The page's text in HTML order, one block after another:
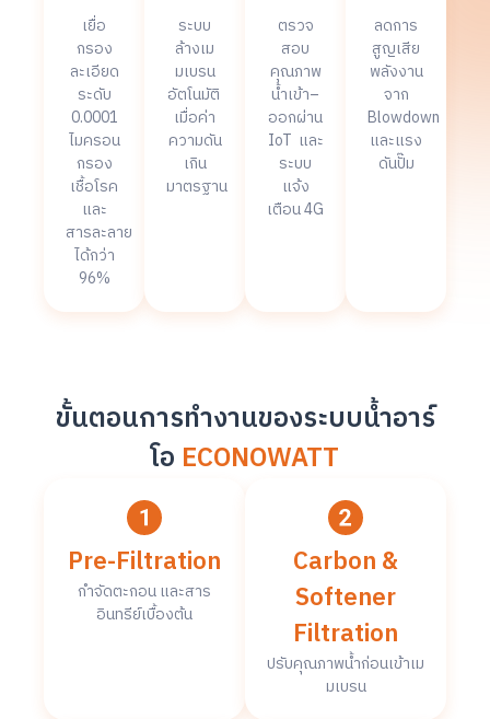
เยื่อ
กรอง
ละเอียด
ระดับ
0.0001
ไมครอน
กรอง
เชื้อโรค
และ
สารละลาย
ได้กว่า
96%
ระบบ
ล้างเม
มเบรน
อัตโนมัติ
เมื่อค่า
ความดัน
เกิน
มาตรฐาน
ตรวจ
สอบ
คุณภาพ
น้ำเข้า–
ออกผ่าน
IoT และ
ระบบ
แจ้ง
เตือน 4G
ลดการ
สูญเสีย
พลังงาน
จาก
Blowdown
และแรง
ดันปั๊ม
ขั้นตอนการทำงานของระบบน้ำอาร์
โอ ECONOWATT
Pre-Filtration
กำจัดตะกอน และสาร
อินทรีย์เบื้องต้น
Carbon &
Softener
Filtration
ปรับคุณภาพน้ำก่อนเข้าเม
มเบรน